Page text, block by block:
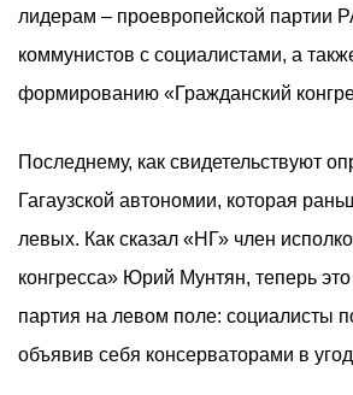
лидерам – проевропейской партии
коммунистов с социалистами, а
формированию «Гражданский
Последнему, как свидетельствуют
Гагаузской автономии, которая
левых. Как сказал «НГ» член
конгресса» Юрий Мунтян, теперь
партия на левом поле: социалисты
объявив себя консерваторами в